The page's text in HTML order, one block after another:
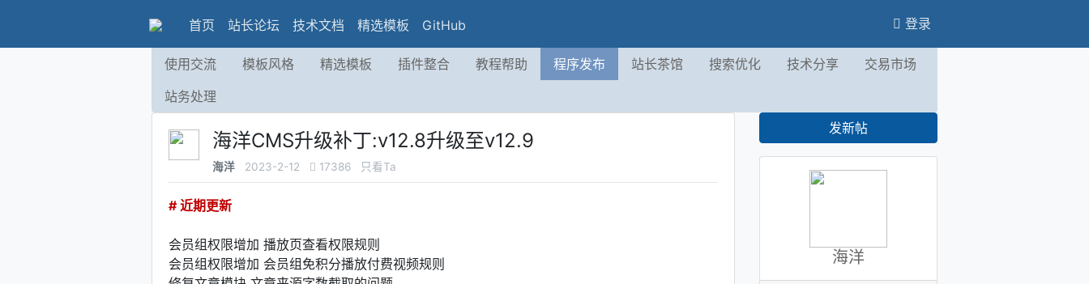
首页 站长论坛 技术文档 精选模板 GitHub 登录
使用交流 模板风格 精选模板 插件整合 教程帮助 程序发布 站长茶馆 搜索优化 技术分享
交易市场
站务处理
海洋CMS升级补丁:v12.8升级至v12.9
海洋 2023-2-12 17386 只看Ta
# 近期更新
会员组权限增加 播放页查看权限规则
会员组权限增加 会员组免积分播放付费视频规则
发新帖
海洋